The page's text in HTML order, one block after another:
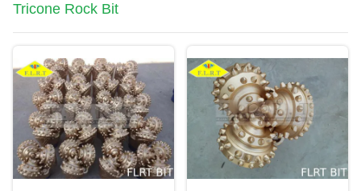
Tricone Rock Bit